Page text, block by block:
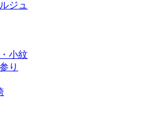
ジュ
小紋
り